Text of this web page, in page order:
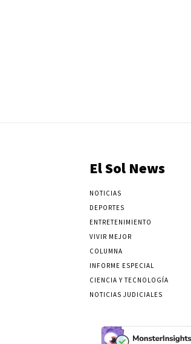
El Sol News
NOTICIAS
DEPORTES
ENTRETENIMIENTO
VIVIR MEJOR
COLUMNA
INFORME ESPECIAL
CIENCIA Y TECNOLOGÍA
NOTICIAS JUDICIALES